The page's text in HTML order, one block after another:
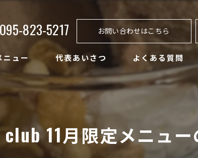
095-823-5217 お問い合わせはこちら
ニュー 代表あいさつ よくある質問
11月限定メニュ